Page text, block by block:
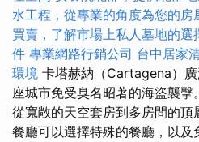
水工程，從專業的角度為您的房
買賣，了解市場上私人墓地的選
件 專業網路行銷公司 台中居家
環境 卡塔赫納（Cartagena）
座城市免受臭名昭著的海盜襲
從寬敞的天空套房到多房間的
餐廳可以選擇特殊的餐廳，以